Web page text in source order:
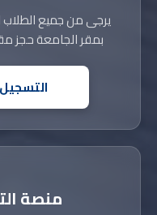
يرجى من جميع الطلاب
بمقر الجامعة حجز
منصة